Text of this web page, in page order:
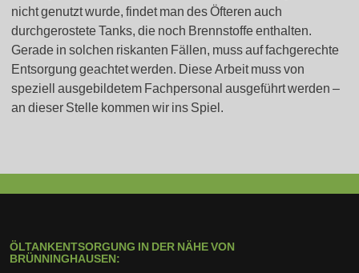
nicht genutzt wurde, findet man des Öfteren auch
durchgerostete Tanks, die noch Brennstoffe enthalten.
Gerade in solchen riskanten Fällen, muss auf fachgerechte
Entsorgung geachtet werden. Diese Arbeit muss von
speziell ausgebildetem Fachpersonal ausgeführt werden –
an dieser Stelle kommen wir ins Spiel.
ÖLTANKENTSORGUNG IN DER NÄHE VON
BRÜNNINGHAUSEN: